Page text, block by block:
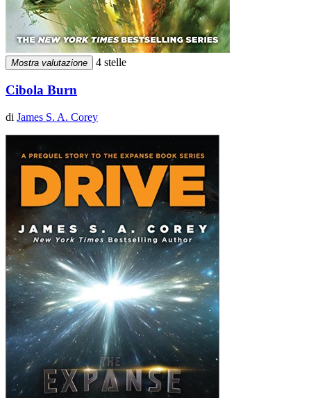
Mostra valutazione 4 stelle
Cibola Burn
di James S. A. Corey